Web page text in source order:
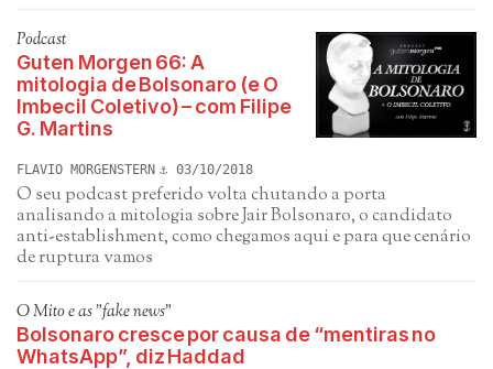
Podcast
Guten Morgen 66: A
mitologia de Bolsonaro (e O
Imbecil Coletivo) – com Filipe
G. Martins
FLAVIO MORGENSTERN 03/10/2018
O seu podcast preferido volta chutando a porta
analisando a mitologia sobre Jair Bolsonaro, o candidato
anti-establishment, como chegamos aqui e para que cenário
de ruptura vamos
O Mito e as "fake news"
Bolsonaro cresce por causa de “mentiras no
WhatsApp”, diz Haddad